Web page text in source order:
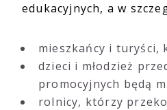
edukacyjnych, a w
mieszkańcy i turyści,
dzieci i młodzież
promocyjnych będą
rolnicy, którzy